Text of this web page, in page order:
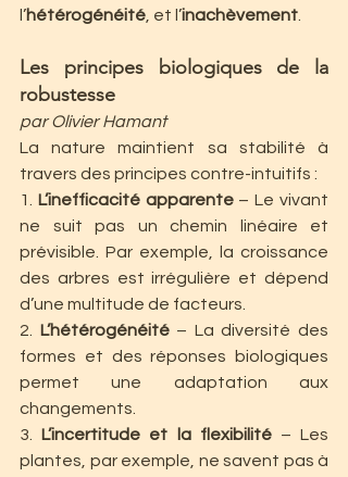
l’hétérogénéité, et l’inachèvement.
Les principes biologiques de la
robustesse
par Olivier Hamant
La nature maintient sa stabilité à
travers des principes contre-intuitifs :
1. L’inefficacité apparente – Le vivant
ne suit pas un chemin linéaire et
prévisible. Par exemple, la croissance
des arbres est irrégulière et dépend
d’une multitude de facteurs.
2. L’hétérogénéité – La diversité des
formes et des réponses biologiques
permet une adaptation aux
changements.
3. L’incertitude et la flexibilité – Les
plantes, par exemple, ne savent pas à